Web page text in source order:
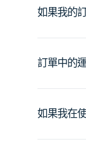
如果我的
訂單中的
如果我在